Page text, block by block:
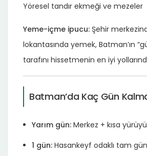
Yöresel tandır ekmeği ve mezeler
Yeme-içme ipucu: Şehir
lokantasında yemek, Batman’ın
tarafını hissetmenin en iyi
Batman’da Kaç Gün
Yarım gün: Merkez + kısa
1 gün: Hasankeyf odaklı tam gün